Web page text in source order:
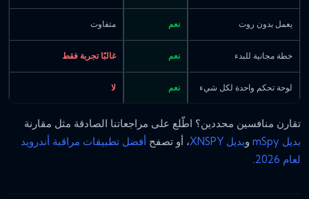
يعمل بدون روت نعم متفاوت
خطة مجانية للبدء نعم غالبًا تجربة فقط
لوحة تحكم واحدة لكل شيء نعم لا
تقارن منافسين محددين؟ اطّلع على مراجعاتنا الصادقة مثل مقارنة
بديل mSpy
وبديل XNSPY ، أو تصفح أفضل تطبيقات مراقبة أندرويد
لعام 2026
.